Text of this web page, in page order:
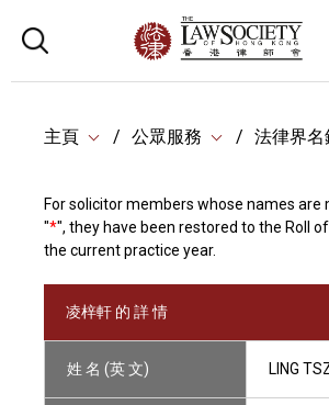
主頁 公眾服務 法律界名
For solicitor members whose names are
"*", they have been restored to the Roll
the current practice year.
凌梓軒 的 詳 情
姓 名 (英 文) LING